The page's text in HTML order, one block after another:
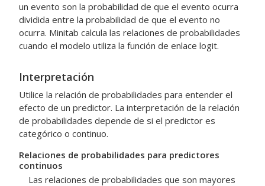
un evento son la probabilidad de que el evento ocurra
dividida entre la probabilidad de que el evento no
ocurra. Minitab calcula las relaciones de probabilidades
cuando el modelo utiliza la función de enlace logit.
Interpretación
Utilice la relación de probabilidades para entender el
efecto de un predictor. La interpretación de la relación
de probabilidades depende de si el predictor es
categórico o continuo.
Relaciones de probabilidades para predictores
continuos
Las relaciones de probabilidades que son mayores